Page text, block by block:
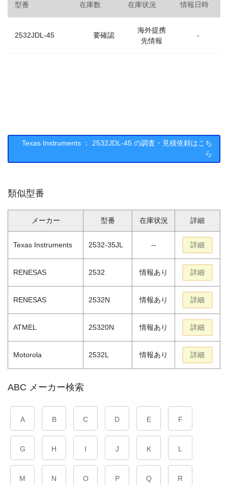
型番 在庫数 在庫状況 情報日時
2532JDL-45 要確認
海外提携
先情報
-
Texas Instruments ： 2532JDL-45 の調査・見積依頼はこち
ら
類似型番
メーカー 型番 在庫状況 詳細
Texas Instruments 2532-35JL -- 詳細
RENESAS 2532 情報あり 詳細
RENESAS 2532N 情報あり 詳細
ATMEL 25320N 情報あり 詳細
Motorola 2532L 情報あり 詳細
ABC メーカー検索
A B C D E F
G H I J K L
M N O P Q R